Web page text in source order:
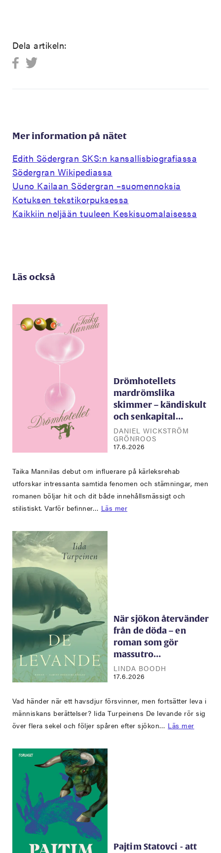
Dela artikeln:
Mer information på nätet
Edith Södergran SKS:n kansallisbiografiassa
Södergran Wikipediassa
Uuno Kailaan Södergran –suomennoksia
Kotuksen tekstikorpuksessa
Kaikkiin neljään tuuleen Keskisuomalaisessa
Läs också
Drömhotellets
mardrömslika
skimmer – kändiskult
och senkapital…
DANIEL WICKSTRÖM
GRÖNROOS
17.6.2026
Taika Mannilas debut om influerare på kärleksrehab
utforskar intressanta samtida fenomen och stämningar, men
romanen böljar hit och dit både innehållsmässigt och
stilistiskt. Varför befinner… Läs mer
När sjökon återvänder
från de döda – en
roman som gör
massutro…
LINDA BOODH
17.6.2026
Vad händer när ett havsdjur försvinner, men fortsätter leva i
människans berättelser? Iida Turpeinens De levande rör sig
över flera sekel och följer spåren efter sjökon… Läs mer
Pajtim Statovci - att